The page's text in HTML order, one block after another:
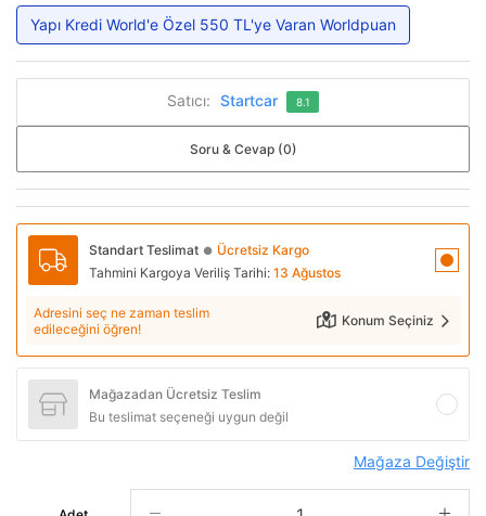
Yapı Kredi World'e Özel 550 TL'ye Varan Worldpuan
Satıcı: Startcar 8.1
Soru & Cevap (0)
Standart Teslimat ● Ücretsiz Kargo
Tahmini Kargoya Veriliş Tarihi: 13 Ağustos
Adresini seç ne zaman teslim
edileceğini öğren!
Konum Seçiniz
Mağazadan Ücretsiz Teslim
Bu teslimat seçeneği uygun değil
Mağaza Değiştir